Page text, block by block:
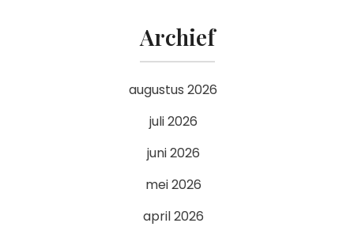
Archief
augustus 2026
juli 2026
juni 2026
mei 2026
april 2026